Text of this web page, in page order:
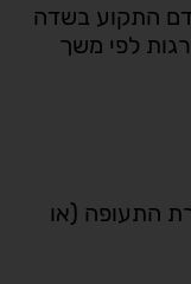
התקוע בשדה
לפי משך
התעופה (או